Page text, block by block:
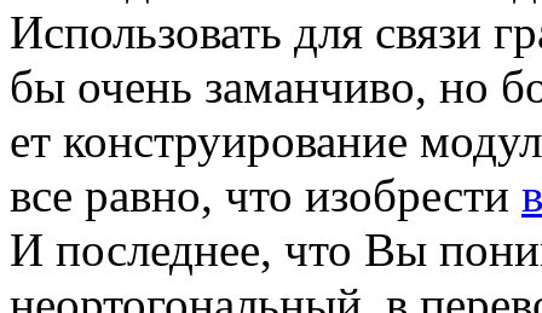
Использовать для связи
бы очень заманчиво, но
ет конструирование
все равно, что изобрести
И последнее, что Вы